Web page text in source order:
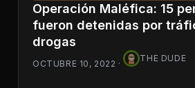
Operación Maléfica: 15
fueron detenidas por
drogas
OCTUBRE 10, 2022 ·
THE DUDE